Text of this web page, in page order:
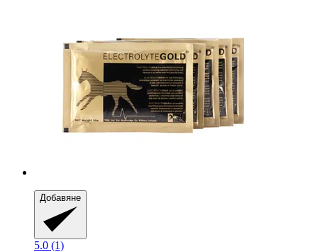
Добавяне
5.0 (1)